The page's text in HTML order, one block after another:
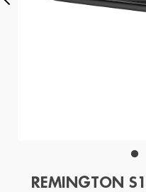
REMINGTON